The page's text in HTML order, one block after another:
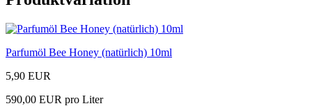
Parfumöl Bee Honey (natürlich) 10ml
5,90 EUR
590,00 EUR pro Liter